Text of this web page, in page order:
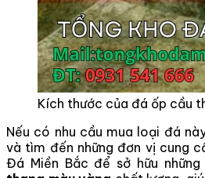
Kích thước của đá ốp cầu
Nếu có nhu cầu mua loại đá
và tìm đến những đơn vị cung
Đá Miền Bắc để sở hữu